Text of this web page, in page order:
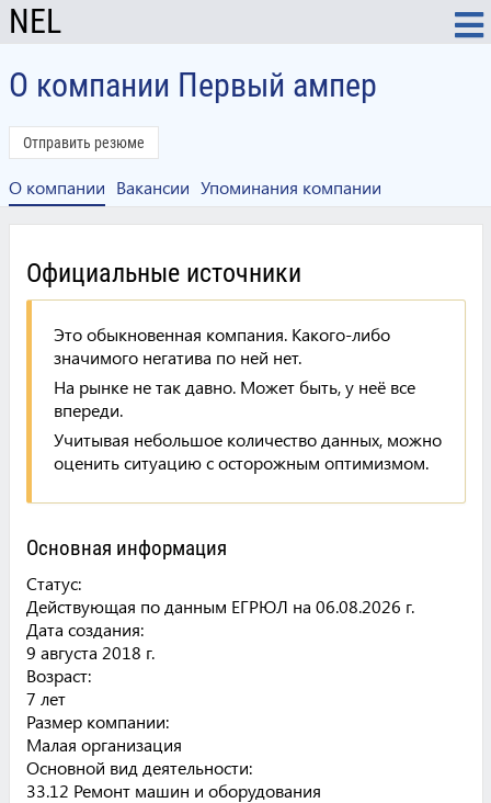
NEL
О компании Первый ампер
Отправить резюме
О компании Вакансии Упоминания компании
Официальные источники
Это обыкновенная компания. Какого-либо
значимого негатива по ней нет.
На рынке не так давно. Может быть, у неё все
впереди.
Учитывая небольшое количество данных, можно
оценить ситуацию с осторожным оптимизмом.
Основная информация
Статус:
Действующая по данным ЕГРЮЛ на 06.08.2026 г.
Дата создания:
9 августа 2018 г.
Возраст:
7 лет
Размер компании:
Малая организация
Основной вид деятельности:
33.12 Ремонт машин и оборудования